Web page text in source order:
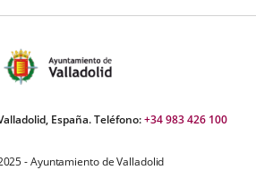
España. Teléfono:+34 983 426 100
- Ayuntamiento de Valladolid